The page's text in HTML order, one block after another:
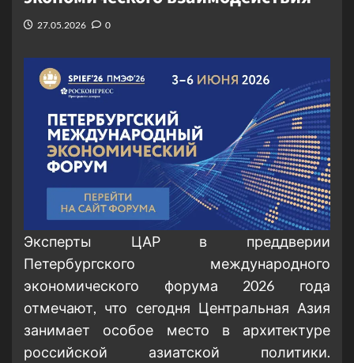
27.05.2026 0
Эксперты ЦАР в преддверии
Петербургского международного
экономического форума 2026 года
отмечают, что сегодня Центральная Азия
занимает особое место в архитектуре
российской азиатской политики.